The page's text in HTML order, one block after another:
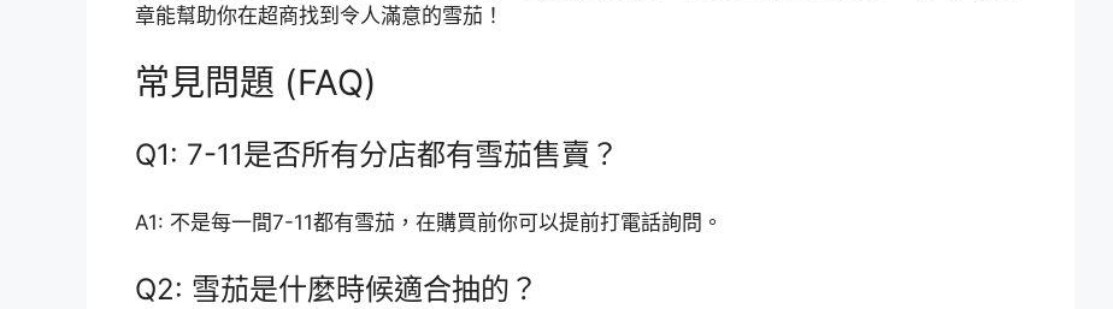
章能幫助你在超商找到令人滿意的雪茄！
常見問題 (FAQ)
Q1: 7-11是否所有分店都有雪茄售賣？
A1: 不是每一間7-11都有雪茄，在購買前你可以提前打電話詢問。
Q2: 雪茄是什麼時候適合抽的？